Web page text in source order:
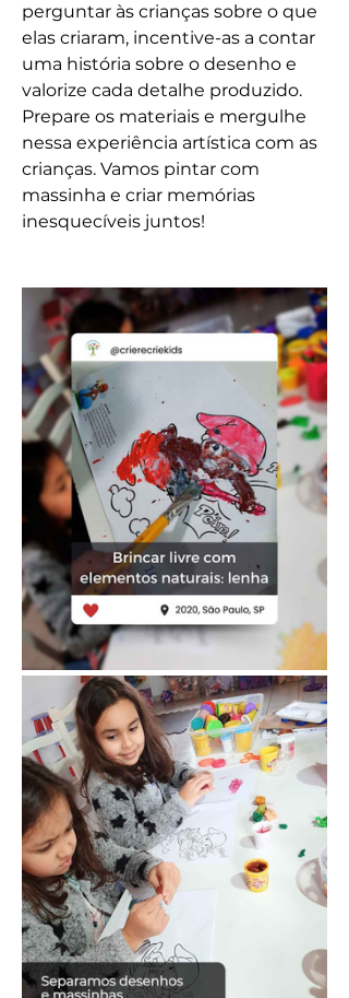
perguntar às crianças sobre o que
elas criaram, incentive-as a contar
uma história sobre o desenho e
valorize cada detalhe produzido.
Prepare os materiais e mergulhe
nessa experiência artística com as
crianças. Vamos pintar com
massinha e criar memórias
inesquecíveis juntos!